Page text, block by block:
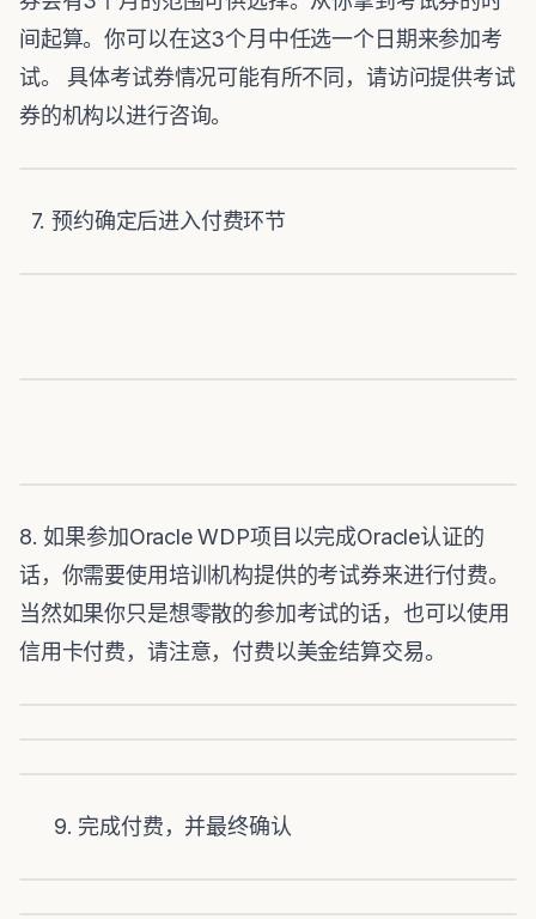
间起算。你可以在这3个月中任选一个日期来参加考
试。 具体考试券情况可能有所不同，请访问提供考试
券的机构以进行咨询。
7. 预约确定后进入付费环节
8. 如果参加Oracle WDP项目以完成Oracle认证的
话，你需要使用培训机构提供的考试券来进行付费。
当然如果你只是想零散的参加考试的话，也可以使用
信用卡付费，请注意，付费以美金结算交易。
9. 完成付费，并最终确认